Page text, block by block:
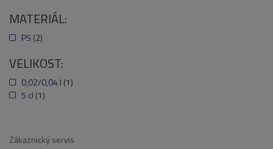
MATERIÁL:
PS (2)
VELIKOST:
0,02/0,04 l (1)
5 cl (1)
Zákaznický servis